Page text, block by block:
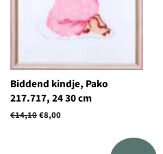
Biddend kindje, Pako
217.717, 24 30 cm
Normale
€14,10Aanbiedingsprijs
€8,00